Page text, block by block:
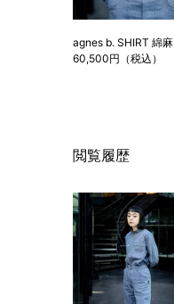
agnes b. SHIRT 綿麻
60,500円（税込）
閲覧履歴